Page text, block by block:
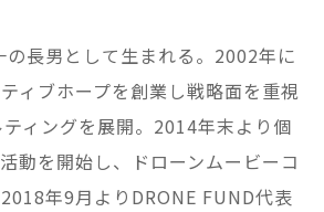
長男として生まれる。2002年に
ィブホープを創業し戦略面を重視
ティングを展開。2014年末より個
動を開始し、ドローンムービーコ
年9月よりDRONE FUND代表